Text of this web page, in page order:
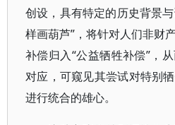
创设，具有特定的历史背景
样画葫芦”，将针对人们非财
补偿归入“公益牺牲补偿”，
对应，可窥见其尝试对特别
进行统合的雄心。